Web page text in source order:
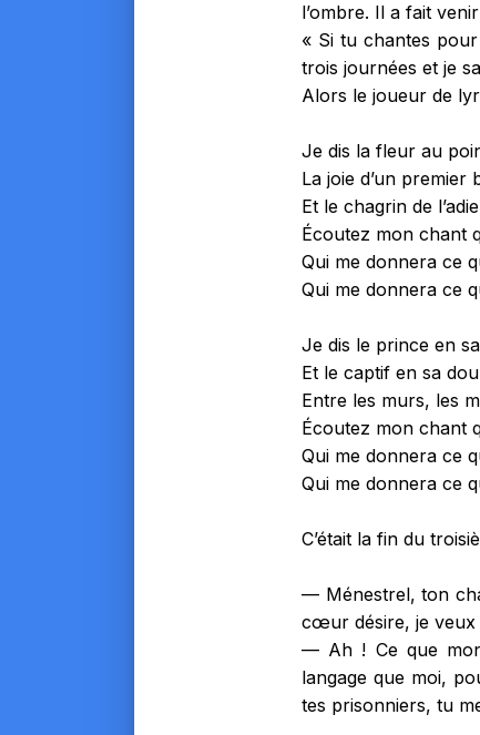
l’ombre. Il a fait
« Si tu chantes
trois journées et je
Alors le joueur de
Je dis la fleur au
La joie d’un premier
Et le chagrin de
Écoutez mon chant
Qui me donnera ce
Qui me donnera ce
Je dis le prince en
Et le captif en sa
Entre les murs, les
Écoutez mon chant
Qui me donnera ce
Qui me donnera ce
C’était la fin du
— Ménestrel, ton
cœur désire, je veux
— Ah ! Ce que
langage que moi,
tes prisonniers, tu